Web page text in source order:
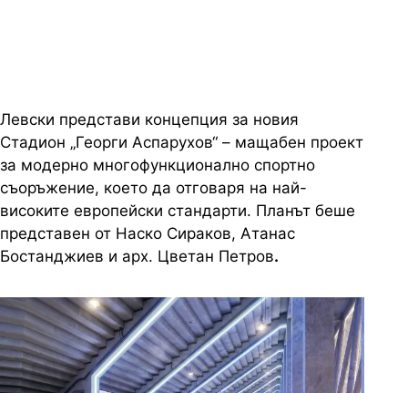
Левски представи концепция за новия
Стадион „Георги Аспарухов“ – мащабен проект
за модерно многофункционално спортно
съоръжение, което да отговаря на най-
високите европейски стандарти. Планът беше
представен от Наско Сираков, Атанас
Бостанджиев и арх. Цветан Петров.